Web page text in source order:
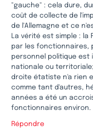
"gauche" : cela dure,
coût de collecte de
de l'Allemagne et ce
La vérité est simple : la
par les fonctionnaires,
personnel politique est
nationale ou territoriale;
droite étatiste n'a rien
comme tant d'autres,
années a été un
fonctionnaires environ.
Répondre